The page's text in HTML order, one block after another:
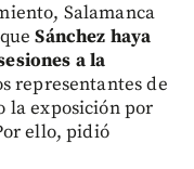
Salamanca
Sánchez haya
a la
representantes de
la exposición por
ello, pidió